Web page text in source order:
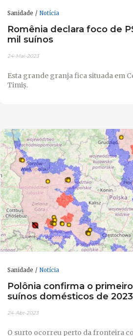
Sanidade Notícia
Romênia declara foco de
mil suínos
24-Mai-2023
Esta grande granja fica situada em
Timiș.
Sanidade Notícia
Polônia confirma o
suínos domésticos de 2023
24-Abr-2023
O surto ocorreu perto da fronteira